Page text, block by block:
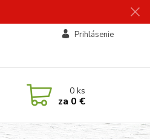
Prihlásenie
0ks
za 0 €